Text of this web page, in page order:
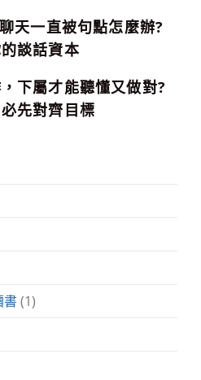
天一直被句點怎麼辦?
談話資本
下屬才能聽懂又做對?
先對齊目標
書(1)